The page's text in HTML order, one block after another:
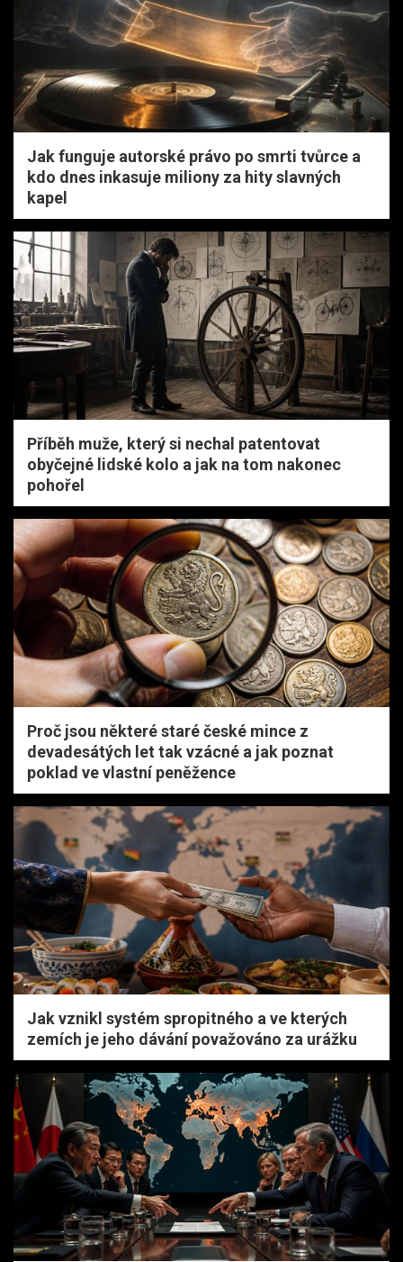
Jak funguje autorské právo po smrti tvůrce a
kdo dnes inkasuje miliony za hity slavných
kapel
Příběh muže, který si nechal patentovat
obyčejné lidské kolo a jak na tom nakonec
pohořel
Proč jsou některé staré české mince z
devadesátých let tak vzácné a jak poznat
poklad ve vlastní peněžence
Jak vznikl systém spropitného a ve kterých
zemích je jeho dávání považováno za urážku